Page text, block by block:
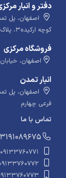
دفتر و انبار
اصفهان، پل
کوچه ارکیده۳، پلاک ۵۸
فروشگاه مرکزی
اصفهان، خیابان
انبار تمدن
اصفهان، پل
فرعی چهارم
تماس با ما
(40 خط)
09133760771